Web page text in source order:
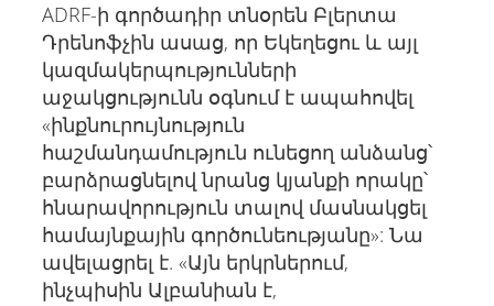
ADRF-ի գործադիր տնօրեն Բլերտա
Դրենոֆչին ասաց, որ Եկեղեցու և այլ
կազմակերպությունների
աջակցությունն օգնում է ապահովել
«ինքնուրույնություն
հաշմանդամություն ունեցող անձանց՝
բարձրացնելով նրանց կյանքի որակը՝
հնարավորություն տալով մասնակցել
համայնքային գործունեությանը»: Նա
ավելացրել է. «Այն երկրներում,
ինչպիսին Ալբանիան է,